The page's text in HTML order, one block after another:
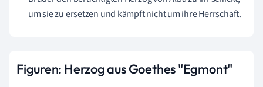
um sie zu ersetzen und kämpft nicht um ihre Herrschaft.
Figuren: Herzog aus Goethes "Egmont"